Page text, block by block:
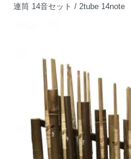
連筒 14音セット / 2tube 14note